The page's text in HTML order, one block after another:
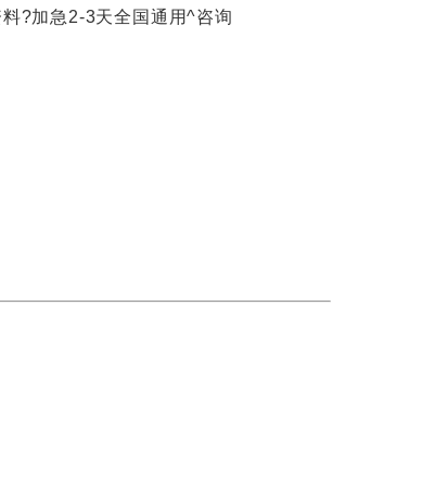
?加急2-3天全国通用^咨询